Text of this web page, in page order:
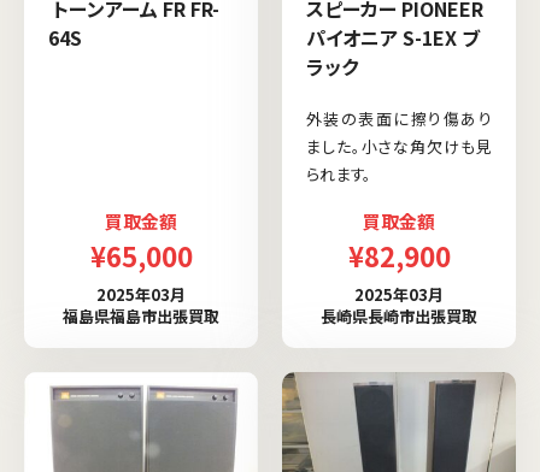
トーンアーム FR FR-
64S
買取金額
¥65,000
2025年03月
福島県福島市出張買取
スピーカー PIONEER
パイオニア S-1EX ブ
ラック
外装の表面に擦り傷あり
ました。小さな角欠けも見
られます。
買取金額
¥82,900
2025年03月
長崎県長崎市出張買取